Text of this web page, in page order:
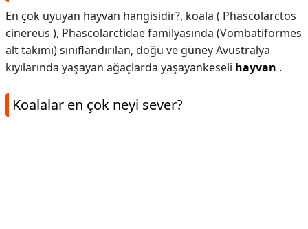
En çok uyuyan hayvan hangisidir?, koala ( Phascolarctos
cinereus ), Phascolarctidae familyasında (Vombatiformes
alt takımı) sınıflandırılan, doğu ve güney Avustralya
kıyılarında yaşayan ağaçlarda yaşayankeseli hayvan .
Koalalar en çok neyi sever?